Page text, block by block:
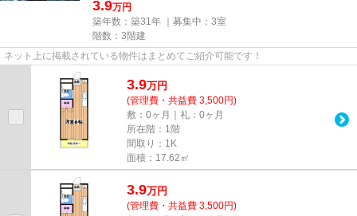
3.9万円
築年数：築31年 ｜募集中： 3室
階数：3階建
ネット上に掲載されている物件はまとめてご紹介可能です！
3.9万円
(管理費・共益費 3,500円)
敷：0ヶ月｜礼：0ヶ月
所在階：1階
間取り：1K
面積：17.62㎡
3.9万円
(管理費・共益費 3,500円)